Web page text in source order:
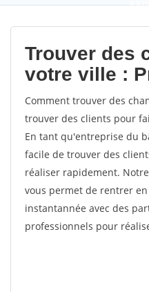
9,5
Trouver des
votre ville :
Comment trouver des
trouver des clients pour
En tant qu'entreprise du
facile de trouver des
réaliser rapidement.
vous permet de rentrer
instantannée avec des
professionnels pour